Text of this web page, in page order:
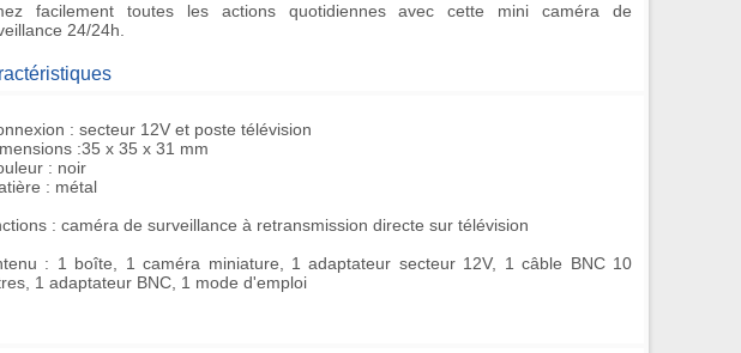
facilement toutes les actions quotidiennes avec cette mini caméra de
24/24h
: secteur 12V et poste télévision
:35 x 35 x 31 mm
: noir
: métal
: caméra de surveillance à retransmission directe sur télévision
: 1 boîte, 1 caméra miniature, 1 adaptateur secteur 12V, 1 câble BNC 10
1 adaptateur BNC, 1 mode d'emploi